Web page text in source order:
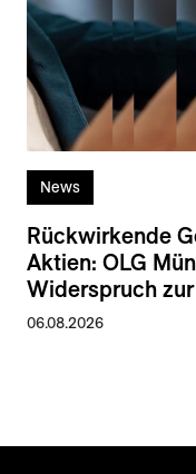
News
Rückwirkende
Aktien: OLG
Widerspruch
06.08.2026